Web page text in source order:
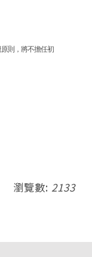
則，將不擔任初
瀏覽數: 2133